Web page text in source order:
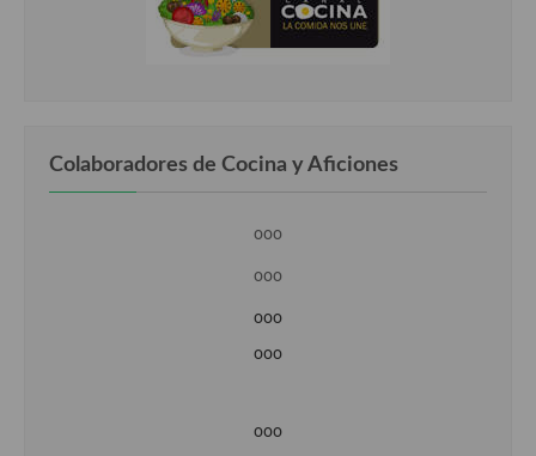
Colaboradores de Cocina y Aficiones
ooo
ooo
ooo
ooo
ooo